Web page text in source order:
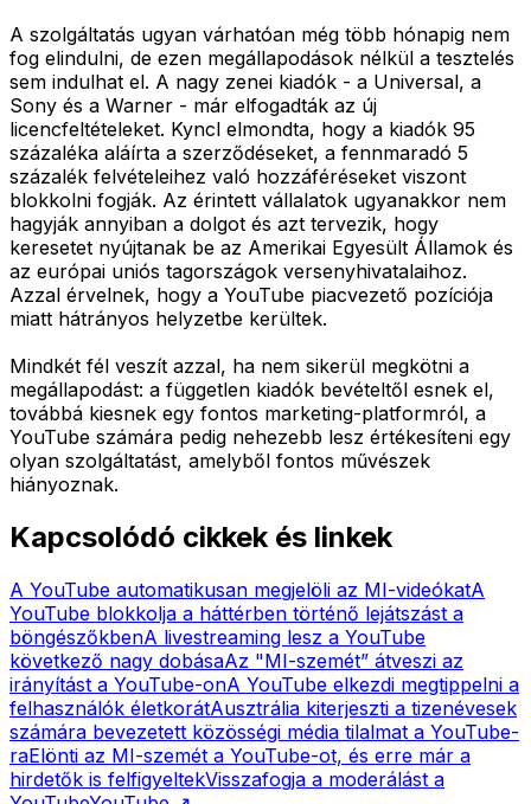
A szolgáltatás ugyan várhatóan még több hónapig nem
fog elindulni, de ezen megállapodások nélkül a tesztelés
sem indulhat el. A nagy zenei kiadók - a Universal, a
Sony és a Warner - már elfogadták az új
licencfeltételeket. Kyncl elmondta, hogy a kiadók 95
százaléka aláírta a szerződéseket, a fennmaradó 5
százalék felvételeihez való hozzáféréseket viszont
blokkolni fogják. Az érintett vállalatok ugyanakkor nem
hagyják annyiban a dolgot és azt tervezik, hogy
keresetet nyújtanak be az Amerikai Egyesült Államok és
az európai uniós tagországok versenyhivatalaihoz.
Azzal érvelnek, hogy a YouTube piacvezető pozíciója
miatt hátrányos helyzetbe kerültek.
Mindkét fél veszít azzal, ha nem sikerül megkötni a
megállapodást: a független kiadók bevételtől esnek el,
továbbá kiesnek egy fontos marketing-platformról, a
YouTube számára pedig nehezebb lesz értékesíteni egy
olyan szolgáltatást, amelyből fontos művészek
hiányoznak.
Kapcsolódó cikkek és linkek
A YouTube automatikusan megjelöli az MI-videókatA
YouTube blokkolja a háttérben történő lejátszást a
böngészőkbenA livestreaming lesz a YouTube
következő nagy dobásaAz "MI-szemét” átveszi az
irányítást a YouTube-onA YouTube elkezdi megtippelni a
felhasználók életkorátAusztrália kiterjeszti a tizenévesek
számára bevezetett közösségi média tilalmat a YouTube-
raElönti az MI-szemét a YouTube-ot, és erre már a
hirdetők is felfigyeltekVisszafogja a moderálást a